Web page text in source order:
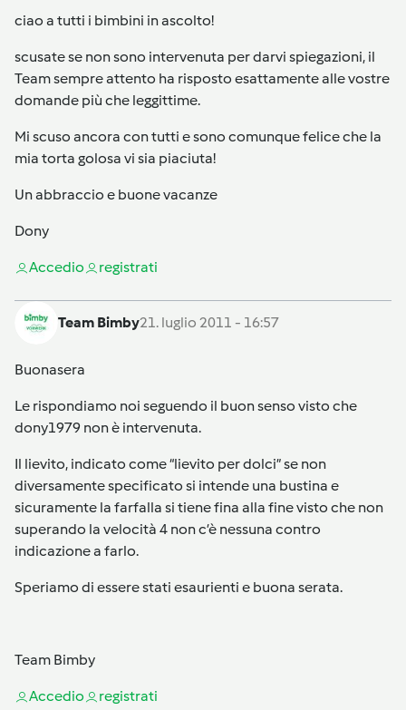
ciao a tutti i bimbini in ascolto!
scusate se non sono intervenuta per darvi spiegazioni, il
Team sempre attento ha risposto esattamente alle vostre
domande più che leggittime.
Mi scuso ancora con tutti e sono comunque felice che la
mia torta golosa vi sia piaciuta!
Un abbraccio e buone vacanze
Dony
Accedio registrati
Team Bimby21. luglio 2011 - 16:57
Buonasera
Le rispondiamo noi seguendo il buon senso visto che
dony1979 non è intervenuta.
Il lievito, indicato come “lievito per dolci” se non
diversamente specificato si intende una bustina e
sicuramente la farfalla si tiene fina alla fine visto che non
superando la velocità 4 non c’è nessuna contro
indicazione a farlo.
Speriamo di essere stati esaurienti e buona serata.
Team Bimby
Accedio registrati